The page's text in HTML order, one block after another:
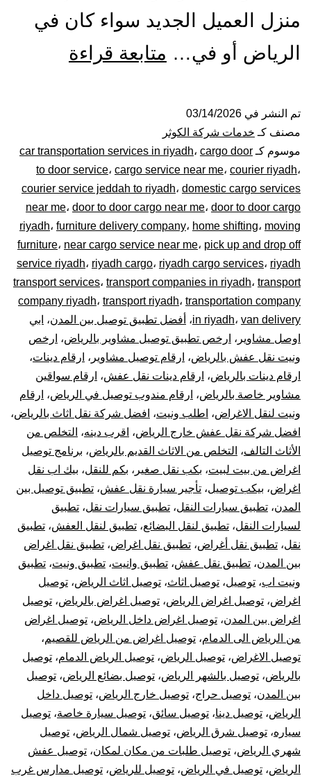
منزل العميل الجديد سواء كان في
الرياض أو في… متابعة قراءة
بالرياض|
–
توصيل
نقل
البضائع
الأغراض
داخل
و
خارج
الرياض
تم النشر في 03/14/2026
مصنف كـ خدمات شركة الكوثر
موسوم كـ
car transportation services in riyadh، cargo door
to door service، cargo service near me، courier riyadh،
courier service jeddah to riyadh، domestic cargo services
near me، door to door cargo near me، door to door cargo
riyadh، furniture delivery company، home shifting، moving
furniture، near cargo service near me، pick up and drop off
service riyadh، riyadh cargo، riyadh cargo services، riyadh
transport services، transport companies in riyadh، transport
company riyadh، transport riyadh، transportation company
in riyadh، van delivery ، أفضل تطبيق توصيل بين المدن، ابي
اوصل مشاوير ، ارخص تطبيق توصيل مشاوير بالرياض، ارخص
ونيت نقل عفش بالرياض، ارقام توصيل مشاوير ، ارقام دينات،
ارقام دينات بالرياض، ارقام دينات نقل عفش، ارقام سواقين
مشاوير خاصة بالرياض، ارقام مندوب توصيل في الرياض، ارقام
ونيت لنقل الاغراض، اطلب ونيت، افضل شركة نقل اثاث بالرياض،
افضل شركة نقل عفش خارج الرياض، اقرب دينه، التخلص من
الأثاث التالف، التخلص من الاثاث القديم بالرياض، برنامج توصيل
اغراض من بيت لبيت، بكب نقل صغير ، بكم للنقل، بيك اب نقل
اغراض، بيكب توصيل، تأجير سيارة نقل عفش، تطبيق توصيل بين
المدن، تطبيق سيارات النقل، تطبيق سيارات نقل، تطبيق
لسيارات النقل، تطبيق لنقل البضائع، تطبيق لنقل العفش، تطبيق
نقل، تطبيق نقل أغراض، تطبيق نقل اغراض، تطبيق نقل اغراض
بين المدن، تطبيق نقل عفش، تطبيق وانيت، تطبيق ونيت، تطبيق
ونيت اب، توصيل، توصيل اثاث، توصيل اثاث الرياض، توصيل
اغراض، توصيل اغراض الرياض، توصيل اغراض بالرياض، توصيل
اغراض بين المدن، توصيل اغراض داخل الرياض، توصيل اغراض
من الرياض الى الدمام، توصيل اغراض من الرياض للقصيم،
توصيل الاغراض، توصيل الرياض، توصيل الرياض الدمام، توصيل
بالرياض، توصيل بالشهر الرياض، توصيل بضائع الرياض، توصيل
بين المدن، توصيل حراج، توصيل خارج الرياض، توصيل داخل
الرياض، توصيل دينا، توصيل سائق، توصيل سيارة خاصة، توصيل
سياره، توصيل شرق الرياض، توصيل شمال الرياض، توصيل
شهري الرياض، توصيل طلبات من مكان لمكان، توصيل عفش
الرياض، توصيل في الرياض، توصيل للرياض، توصيل مدارس غرب